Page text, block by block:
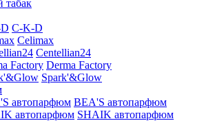
табак
C-K-D
Celimax
Centellian24
Derma Factory
Spark'&Glow
BEA'S автопарфюм
SHAIK автопарфюм